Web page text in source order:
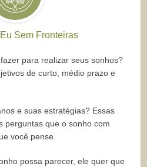
Eu Sem Fronteiras
para realizar seus sonhos?
de curto, médio prazo e
e suas estratégias? Essas
perguntas que o sonho com
você pense.
possa parecer, ele quer que